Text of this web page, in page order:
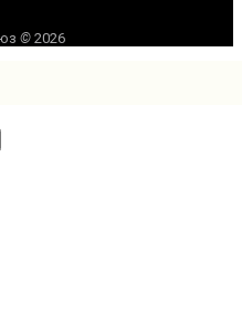
© 2026